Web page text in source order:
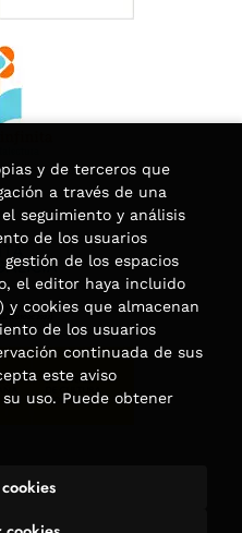
Derechos Reservados |
y de terceros que
a través de una
seguimiento y análisis
de los usuarios
de los espacios
el editor haya incluido
cookies que almacenan
de los usuarios
continuada de sus
este aviso
uso. Puede obtener